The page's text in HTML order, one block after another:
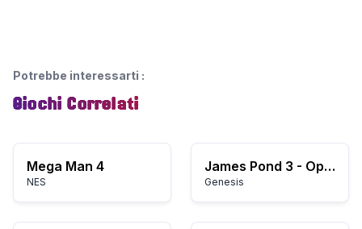
Potrebbe interessarti :
Giochi Correlati
Mega Man 4
NES
James Pond 3 - Operation Starfish (USA, Europe)
Genesis